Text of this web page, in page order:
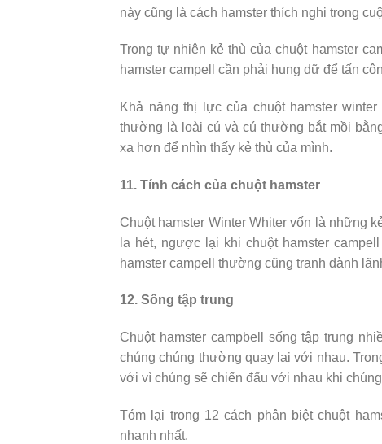
này cũng là cách hamster thích nghi trong
Trong tự nhiên kẻ thù của chuột hamster
hamster campell cần phải hung dữ để tấn
Khả năng thị lực của chuột hamster
thường là loài cú và cú thường bắt mồi
xa hơn để nhìn thấy kẻ thù của mình.
11. Tính cách của chuột hamster
Chuột hamster Winter Whiter vốn là những
la hét, ngược lại khi chuột hamster
hamster campell thường cũng tranh dành
12. Sống tập trung
Chuột hamster campbell sống tập trung
chúng chúng thường quay lại với nhau.
với vì chúng sẽ chiến đấu với nhau khi
Tóm lại trong 12 cách phân biệt chuột
nhanh nhất.